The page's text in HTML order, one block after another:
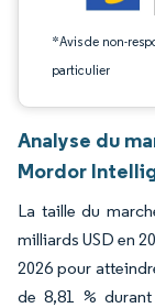
*Avis de non-
particulier
Analyse du
Mordor
La taille du
milliards USD en
2026 pour
de 8,81 %